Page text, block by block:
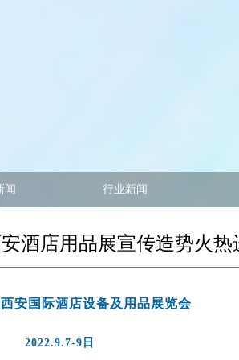
闻 行业新闻
酒店用品展宣传造势火热
安国际酒店设备及用品展览会
2022.9.7-9日